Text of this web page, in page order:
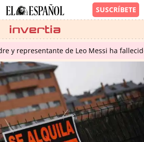
y representante de Leo Messi ha